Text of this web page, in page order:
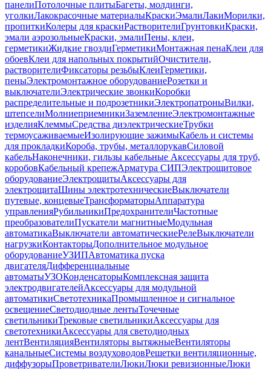
панелиПотолочные плитыБагеты, молдинги,
уголкиЛакокрасочные материалыКраскиЭмалиЛакиМорилки,
пропиткиКолеры для краскиРастворителиГрунтовкиКраски,
эмали аэрозольныеКраски, эмалиПены, клеи,
герметикиЖидкие гвоздиГерметикиМонтажная пенаКлеи для
обоевКлеи для напольных покрытийОчистители,
растворителиФиксаторы резьбыКлеиГерметики,
пеныЭлектромонтажное оборудованиеРозетки и
выключателиЭлектрические звонкиКоробки
распределительные и подрозетникиЭлектропатроныВилки,
штепселиМолниеприемникиЗаземлениеЭлектромонтажные
изделияКлеммыСредства диэлектрическиеТрубки
термоусаживаемыеИзолирующие зажимыКабель и системы
для прокладкиКороба, трубы, металлорукавСиловой
кабельНаконечники, гильзы кабельные Аксессуары для труб,
коробовКабельный крепежАрматура СИПЭлектрощитовое
оборудованиеЭлектрощитыАксессуары для
электрощитаШины электротехническиеВыключатели
путевые, концевыеТрансформаторыАппаратура
управленияРубильникиПредохранителиЧастотные
преобразователиПускатели магнитныеМодульная
автоматикаВыключатели автоматическиеРелеВыключатели
нагрузкиКонтакторыДополнительное модульное
оборудованиеУЗИПАвтоматика пуска
двигателяДифференциальные
автоматыУЗОКонденсаторыКомплексная защита
электродвигателейАксессуары для модульной
автоматикиСветотехникаПромышленное и сигнальное
освещениеСветодиодные лентыТочечные
светильникиТрековые светильникиАксессуары для
светотехникиАксессуары для светодиодных
лентВентиляцияВентиляторы вытяжныеВентиляторы
канальныеСистемы воздуховодовРешетки вентиляционные,
диффузорыПроветривателиЛюкиЛюки ревизионныеЛюки